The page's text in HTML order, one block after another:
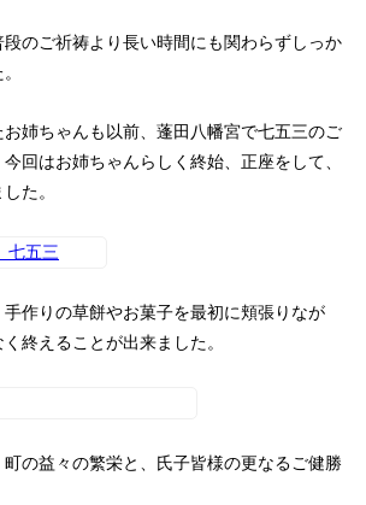
のご祈祷より長い時間にも関わらずしっか
姉ちゃんも以前、蓬田八幡宮で七五三のご
回はお姉ちゃんらしく終始、正座をして、
た。
作りの草餅やお菓子を最初に頬張りなが
終えることが出来ました。
の益々の繁栄と、氏子皆様の更なるご健勝